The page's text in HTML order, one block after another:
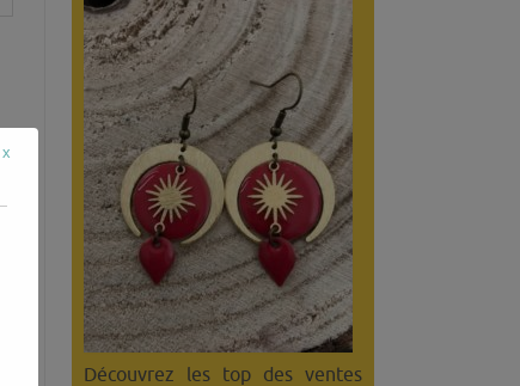
Découvrez les top des ventes
x